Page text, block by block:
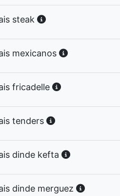
steak
mexicanos
fricadelle
tenders
dinde kefta
dinde merguez